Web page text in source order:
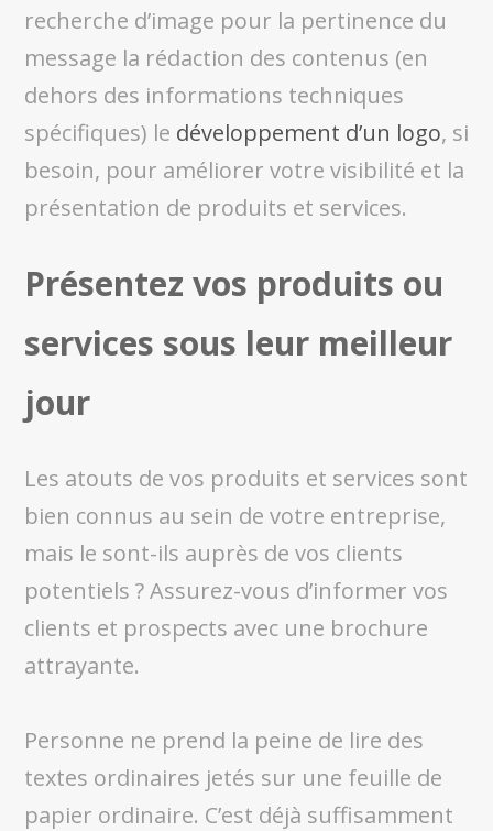
recherche d’image pour la pertinence du
message la rédaction des contenus (en
dehors des informations techniques
spécifiques) le développement d’un logo, si
besoin, pour améliorer votre visibilité et la
présentation de produits et services.
Présentez vos produits ou
services sous leur meilleur
jour
Les atouts de vos produits et services sont
bien connus au sein de votre entreprise,
mais le sont-ils auprès de vos clients
potentiels ? Assurez-vous d’informer vos
clients et prospects avec une brochure
attrayante.
Personne ne prend la peine de lire des
textes ordinaires jetés sur une feuille de
papier ordinaire. C’est déjà suffisamment